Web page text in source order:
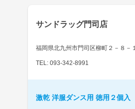
サンドラッグ門司店
福岡県北九州市門司区柳町２－８－１
TEL: 093-342-8991
激乾 洋服ダンス用 徳用２個入